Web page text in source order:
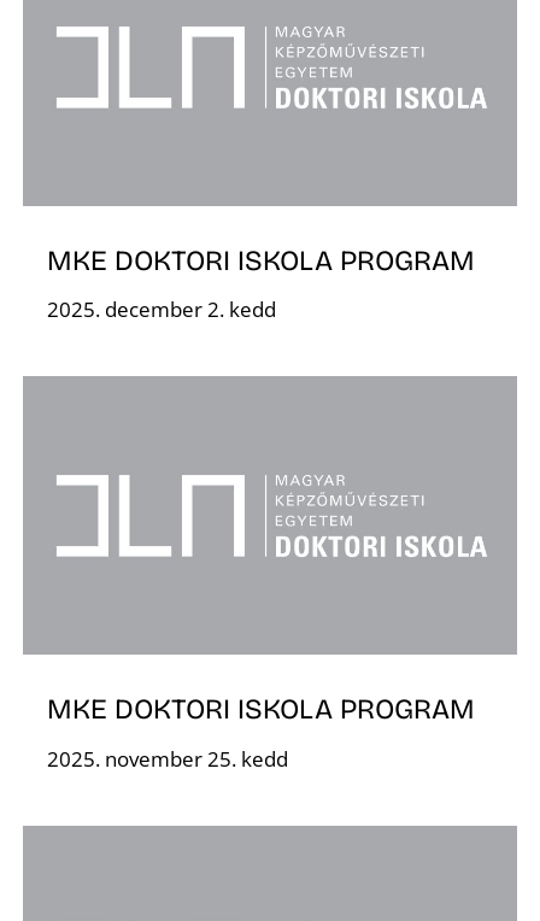
MKE DOKTORI ISKOLA PROGRAM
2025. december 2. kedd
MKE DOKTORI ISKOLA PROGRAM
2025. november 25. kedd